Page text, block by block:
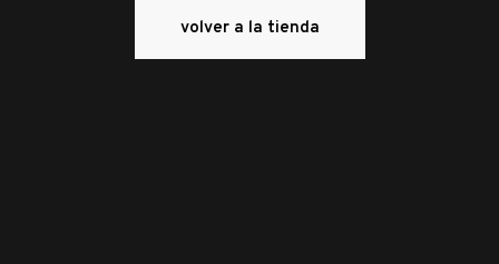
volver a la tienda